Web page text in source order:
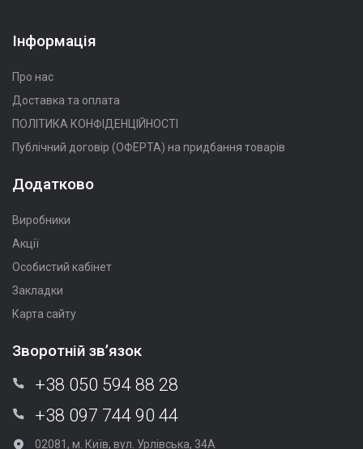
Інформація
Про нас
Доставка та оплата
ПОЛІТИКА КОНФІДЕНЦІЙНОСТІ
Публічний договір (ОФЕРТА) на придбання товарів
Додатково
Виробники
Акції
Особистий кабінет
Закладки
Карта сайту
Зворотній зв’язок
+38 050 594 88 28
+38 097 744 90 44
02081, м. Київ, вул. Урлівська, 34А